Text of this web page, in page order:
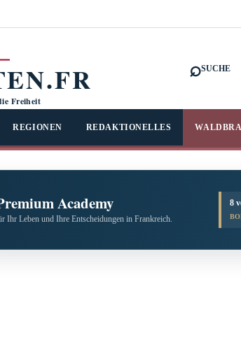
Freiheit
⌕SUCHE
REGIONEN REDAKTIONELLES
Academy
Ihr Leben und Ihre Entscheidungen in Frankreich.
8